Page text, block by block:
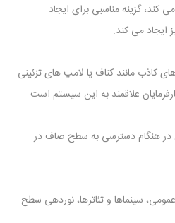
کند، گزینه مناسبی برای ایجاد
ایجاد می کند.
کاذب مانند کناف یا لامپ های تزئینی
علاقمند به این سیستم است.
در هنگام دسترسی به سطح صاف در
سینماها و تئاترها، نوردهی سطح